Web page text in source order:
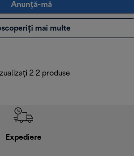
Anunță-mă
mai multe
2 2 produse
Expediere